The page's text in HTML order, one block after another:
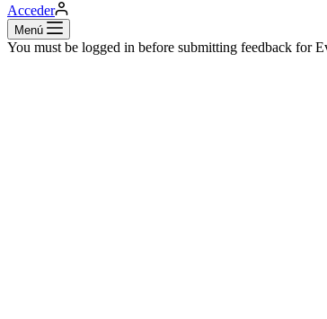
Acceder
Menú
You must be logged in before submitting feedback for